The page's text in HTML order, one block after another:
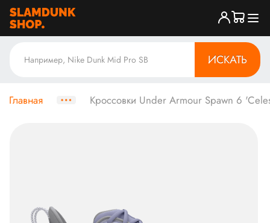
ИСКАТЬ
Главная Кроссовки Under Armour Spawn 6